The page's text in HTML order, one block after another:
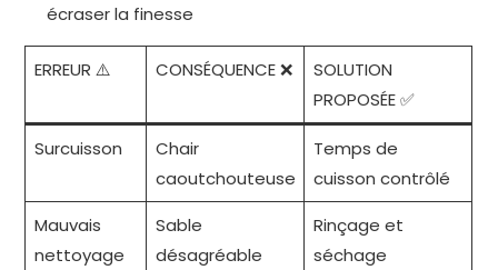
écraser la finesse
ERREUR ⚠️ CONSÉQUENCE ❌
SOLUTION
PROPOSÉE ✅
Surcuisson
Chair
caoutchouteuse
Temps de
cuisson contrôlé
Mauvais
nettoyage
Sable
désagréable
Rinçage et
séchage